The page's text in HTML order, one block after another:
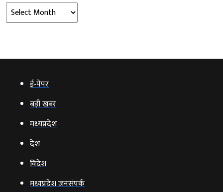
Archives
ई‑पेपर
बड़ी खबर
मध्‍यप्रदेश
देश
विदेश
मध्यप्रदेश जनसंपर्क